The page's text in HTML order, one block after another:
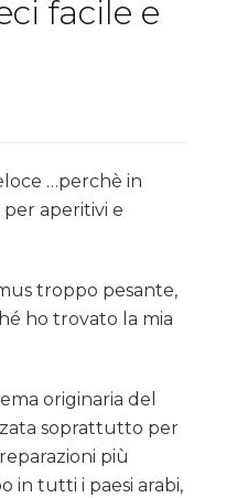
facile e
…perchè in
aperitivi e
troppo pesante,
ho trovato la mia
originaria del
soprattutto per
più
in tutti i paesi arabi,